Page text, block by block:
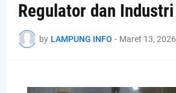
Regulator dan Industri
by LAMPUNG INFO - Maret 13, 2026